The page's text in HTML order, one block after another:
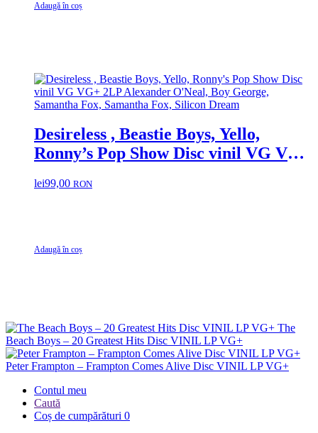
Adaugă în coș
Desireless , Beastie Boys, Yello,
Ronny’s Pop Show Disc vinil VG VG+
Samantha Fox, Samantha Fox, Silicon
lei99,00 RON
Adaugă în coș
The
Beach Boys – 20 Greatest Hits Disc VINIL LP VG+
Peter Frampton – Frampton Comes Alive Disc VINIL LP VG+
Contul meu
Caută
Coș de cumpărături 0